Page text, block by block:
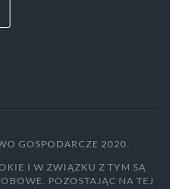
GOSPODARCZE 2020.
I W ZWIĄZKU Z TYM SĄ
POZOSTAJĄC NA TEJ